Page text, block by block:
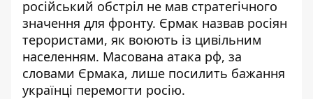
російський обстріл не мав стратегічного
значення для фронту. Єрмак назвав росіян
терористами, як воюють із цивільним
населенням. Масована атака рф, за
словами Єрмака, лише посилить бажання
українці перемогти росію.